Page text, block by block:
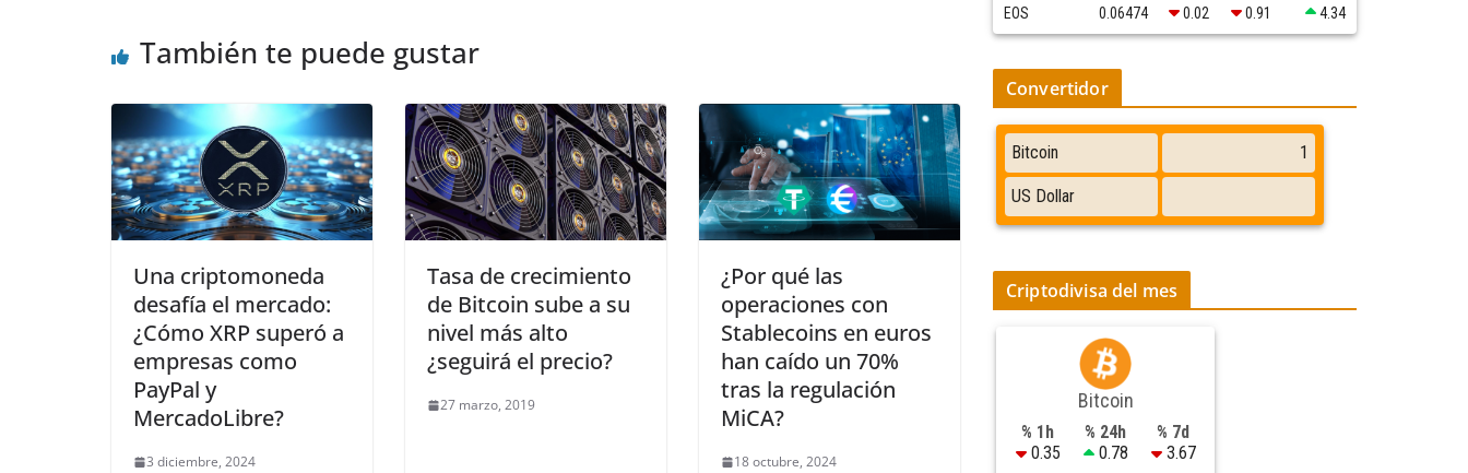
También te puede gustar
Una criptomoneda
desafía el mercado:
¿Cómo XRP superó a
empresas como
PayPal y
MercadoLibre?
3 diciembre, 2024
Tasa de crecimiento
de Bitcoin sube a su
nivel más alto
¿seguirá el precio?
27 marzo, 2019
¿Por qué las
operaciones con
Stablecoins en euros
han caído un 70%
tras la regulación
MiCA?
18 octubre, 2024
EOS
0.06474 0.02 0.91 4.34
Convertidor
Criptodivisa del mes
Bitcoin
% 1h
0.35
% 24h
0.78
% 7d
3.67